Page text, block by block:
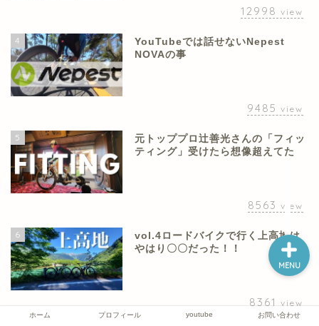
12998 view
4
YouTubeでは話せないNepest
NOVAの事
9485 view
5
元トッププロ辻善光さんの「フィッ
ティング」受けたら想像超えてた
8563 view
6
vol.4ロードバイクで行く上高地は
やはり〇〇だった！！
8361 view
ホーム プロフィール youtube お問い合わせ
MENU
プロフィール
youtube